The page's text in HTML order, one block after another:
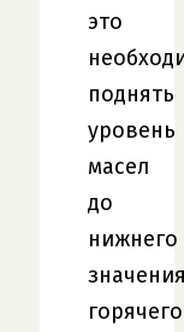
это
поднять
уровень
масел
до
нижнего
горячего